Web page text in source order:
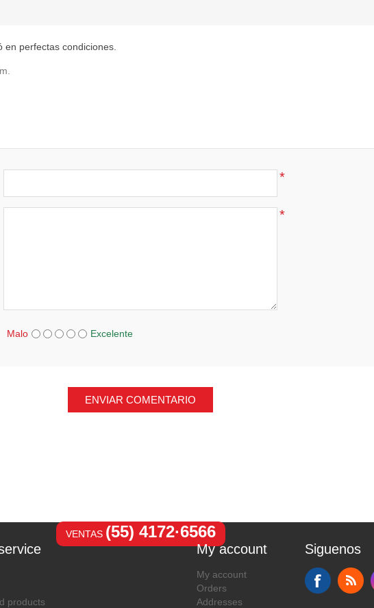
en perfectas condiciones.
*
*
Malo Excelente
ENVIAR COMENTARIO
VENTAS (55) 4172·6566
products
My account
My account
Orders
Addresses
Siguenos